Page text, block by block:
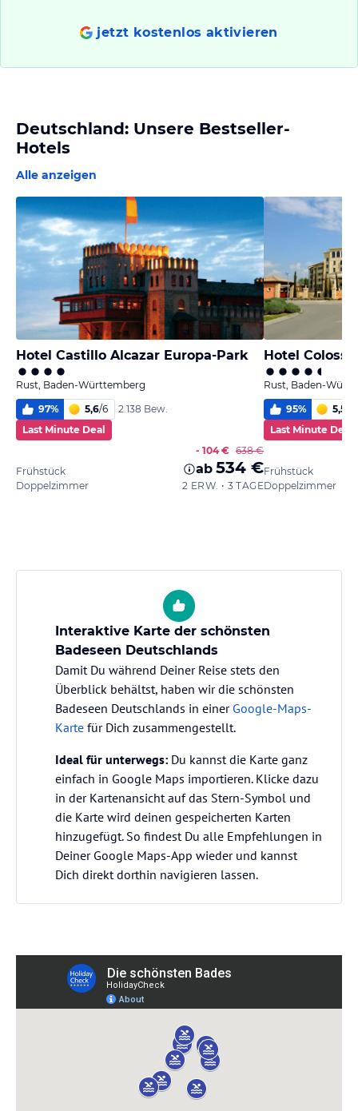
jetzt kostenlos aktivieren
Deutschland: Unsere Bestseller-
Hotels
Alle anzeigen
Hotel Castillo Alcazar Europa-Park
Rust, Baden-Württemberg
97% 5,6/6
2.138 Bew.
Last Minute Deal
Frühstück
Doppelzimmer
- 104 € 638 €
ab 534 €
2 ERW. • 3 TAGE
Hotel
Rust, Baden-
95% 5,5
Last Minute Deal
Frühstück
Doppelzimmer
Interaktive Karte der schönsten
Badeseen Deutschlands
Damit Du während Deiner Reise stets den
Überblick behältst, haben wir die schönsten
Badeseen Deutschlands in einer Google-Maps-
Karte für Dich zusammengestellt.
Ideal für unterwegs: Du kannst die Karte ganz
einfach in Google Maps importieren. Klicke dazu
in der Kartenansicht auf das Stern-Symbol und
die Karte wird deinen gespeicherten Karten
hinzugefügt. So findest Du alle Empfehlungen in
Deiner Google Maps-App wieder und kannst
Dich direkt dorthin navigieren lassen.